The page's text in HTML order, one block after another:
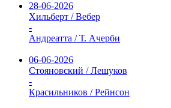
28-06-2026
Хильберт / Вебер
-
Андреатта / Т. Ачерби
06-06-2026
Стояновский / Лешуков
-
Красильников / Рейнсон